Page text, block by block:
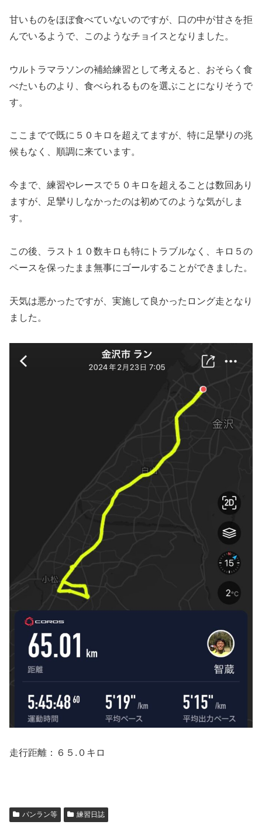
甘いものをほぼ食べていないのですが、口の中が甘さを拒
んでいるようで、このようなチョイスとなりました。
ウルトラマラソンの補給練習として考えると、おそらく食
べたいものより、食べられるものを選ぶことになりそうで
す。
ここまでで既に５０キロを超えてますが、特に足攣りの兆
候もなく、順調に来ています。
今まで、練習やレースで５０キロを超えることは数回あり
ますが、足攣りしなかったのは初めてのような気がしま
す。
この後、ラスト１０数キロも特にトラブルなく、キロ５の
ペースを保ったまま無事にゴールすることができました。
天気は悪かったですが、実施して良かったロング走となり
ました。
走行距離：６５.０キロ
パンラン等 練習日誌